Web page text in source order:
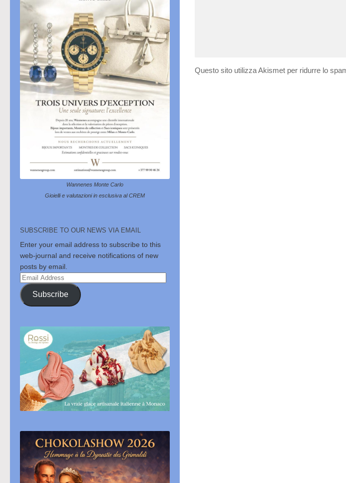
Questo sito utilizza Akismet per ridurre lo
Wannenes Monte Carlo
Gioielli e valutazioni in esclusiva al CREM
SUBSCRIBE TO OUR NEWS VIA EMAIL
Enter your email address to subscribe to this
web-journal and receive notifications of new
posts by email.
Email
Address
Subscribe